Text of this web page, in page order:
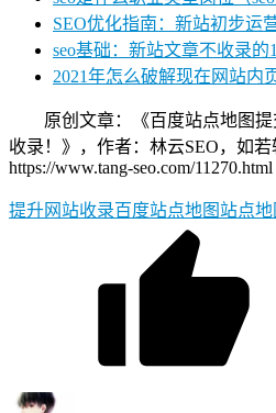
SEO优化指南：新站初步运
seo基础：新站文章不收录的
2021年怎么破解现在网站内
原创文章：《百度站点地图
收录！》，作者：林云SEO，如
https://www.tang-seo.com/11270.html
提升网站收录百度站点地图 站点地